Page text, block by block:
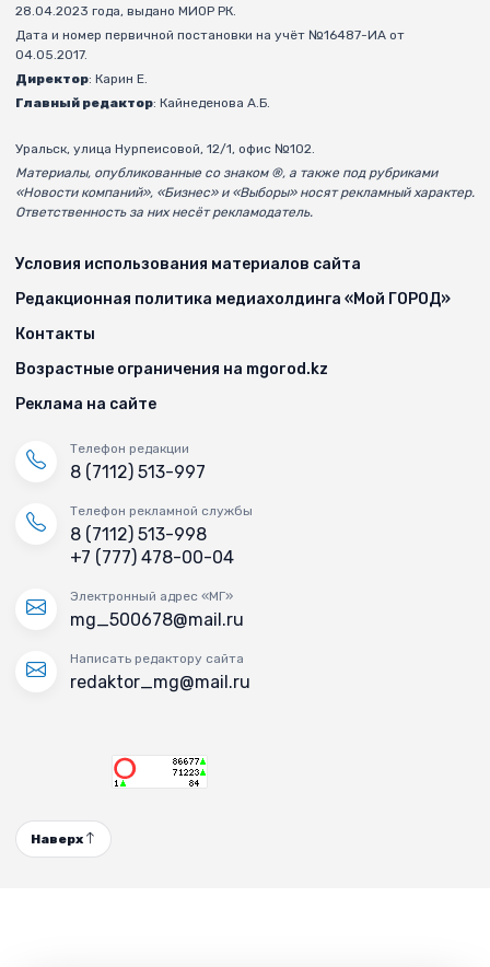
28.04.2023 года, выдано МИОР РК.
Дата и номер первичной постановки на учёт №16487-ИА от
04.05.2017.
Директор: Карин Е.
Главный редактор: Кайнеденова А.Б.
Уральск, улица Нурпеисовой, 12/1, офис №102.
Материалы, опубликованные со знаком ®, а также под рубриками
«Новости компаний», «Бизнес» и «Выборы» носят рекламный характер.
Ответственность за них несёт рекламодатель.
Условия использования материалов сайта
Редакционная политика медиахолдинга «Мой ГОРОД»
Контакты
Возрастные ограничения на mgorod.kz
Реклама на сайте
Телефон редакции
8 (7112) 513-997
Телефон рекламной службы
8 (7112) 513-998
+7 (777) 478-00-04
Электронный адрес «МГ»
mg_500678@mail.ru
Написать редактору сайта
redaktor_mg@mail.ru
Наверх